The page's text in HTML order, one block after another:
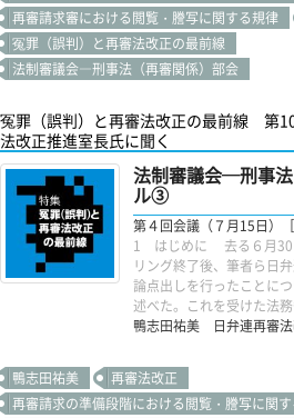
再審請求審における閲覧・謄写に関する規律
冤罪（誤判）と再審法改正の最前線
法制審議会―刑事法（再審関係）部会
冤罪（誤判）と再審法改正の最前線 第
法改正推進室長氏に聞く
法制審議会─刑事
ル③
第４回会議（７月15日）［
1 はじめに 去る６月30
リング終了後、筆者ら日
論点出しを行ったことに
述べた。これを受けた法
鴨志田祐美 日弁連再審
鴨志田祐美
再審法改正
再審請求の準備段階における閲覧・謄写に関